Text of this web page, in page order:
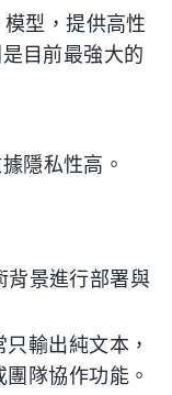
型，提供高性
目前最強大的
隱私性高。
背景進行部署與
只輸出純文本，
隊協作功能。